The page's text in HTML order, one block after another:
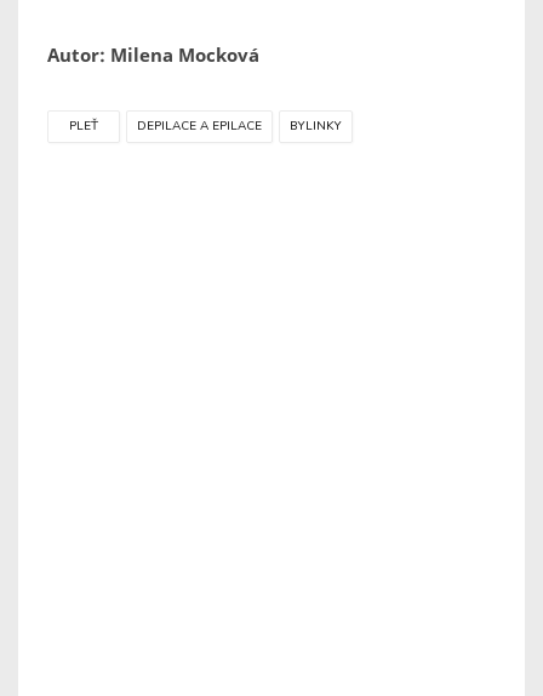
Autor: Milena Mocková
PLEŤ DEPILACE A EPILACE BYLINKY